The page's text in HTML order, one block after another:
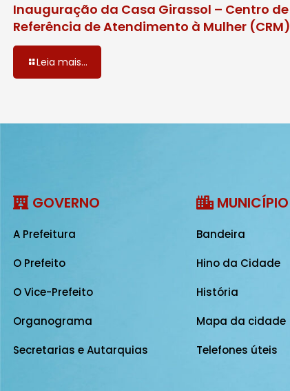
Inauguração da Casa Girassol – Centro de
Referência de Atendimento à Mulher (CRM)
Leia mais...
GOVERNO
A Prefeitura
O Prefeito
O Vice-Prefeito
Organograma
Secretarias e Autarquias
MUNICÍPIO
Bandeira
Hino da Cidade
História
Mapa da cidade
Telefones úteis